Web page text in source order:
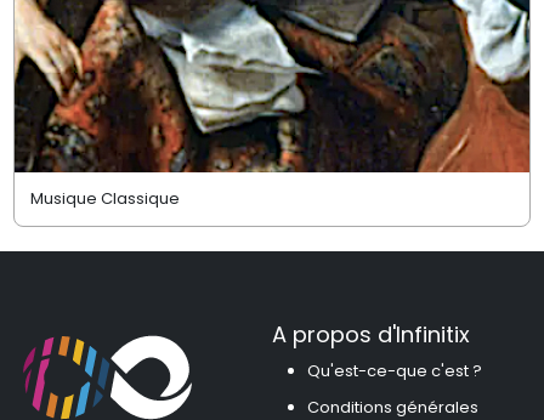
Musique Classique
A propos d'Infinitix
Qu'est-ce-que c'est ?
Conditions générales